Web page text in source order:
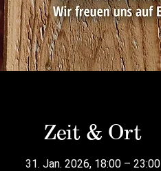
Zeit & Ort
31. Jan. 2026, 18:00 – 23:00